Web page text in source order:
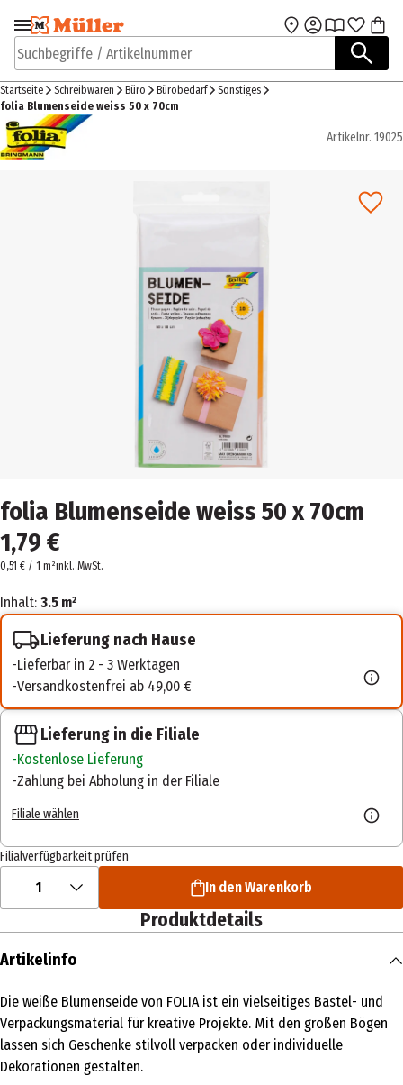
Zur Navigation
springen
Zum Hauptinhalt
Suchbegriffe / Artikelnummer
Startseite Schreibwaren Büro Bürobedarf
Sonstiges
folia Blumenseide weiss 50 x 70cm
Artikelnr. 19025
folia Blumenseide weiss 50 x 70cm
1,79 €
0,51 € / 1 m²inkl. MwSt.
Inhalt: 3.5 m²
Lieferung nach Hause
Lieferbar in 2 - 3 Werktagen
Versandkostenfrei ab 49,00 €
Lieferung in die Filiale
Kostenlose Lieferung
Zahlung bei Abholung in der Filiale
Filiale wählen
Filialverfügbarkeit prüfen
1 In den Warenkorb
Produktdetails
Artikelinfo
Die weiße Blumenseide von FOLIA ist ein vielseitiges Bastel- und
Verpackungsmaterial für kreative Projekte. Mit den großen Bögen
lassen sich Geschenke stilvoll verpacken oder individuelle
Dekorationen gestalten.